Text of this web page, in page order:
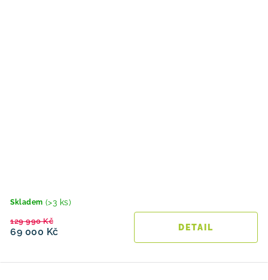
Skladem (>3 ks)
69 000 Kč
129 990 Kč